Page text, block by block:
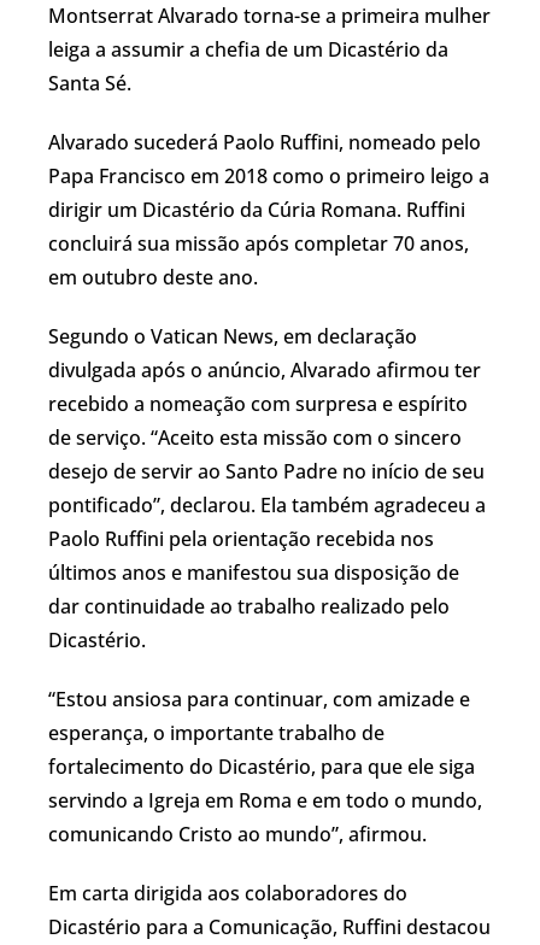
Montserrat Alvarado torna-se a primeira mulher
leiga a assumir a chefia de um Dicastério da
Santa Sé.
Alvarado sucederá Paolo Ruffini, nomeado pelo
Papa Francisco em 2018 como o primeiro leigo a
dirigir um Dicastério da Cúria Romana. Ruffini
concluirá sua missão após completar 70 anos,
em outubro deste ano.
Segundo o Vatican News, em declaração
divulgada após o anúncio, Alvarado afirmou ter
recebido a nomeação com surpresa e espírito
de serviço. “Aceito esta missão com o sincero
desejo de servir ao Santo Padre no início de seu
pontificado”, declarou. Ela também agradeceu a
Paolo Ruffini pela orientação recebida nos
últimos anos e manifestou sua disposição de
dar continuidade ao trabalho realizado pelo
Dicastério.
“Estou ansiosa para continuar, com amizade e
esperança, o importante trabalho de
fortalecimento do Dicastério, para que ele siga
servindo a Igreja em Roma e em todo o mundo,
comunicando Cristo ao mundo”, afirmou.
Em carta dirigida aos colaboradores do
Dicastério para a Comunicação, Ruffini destacou